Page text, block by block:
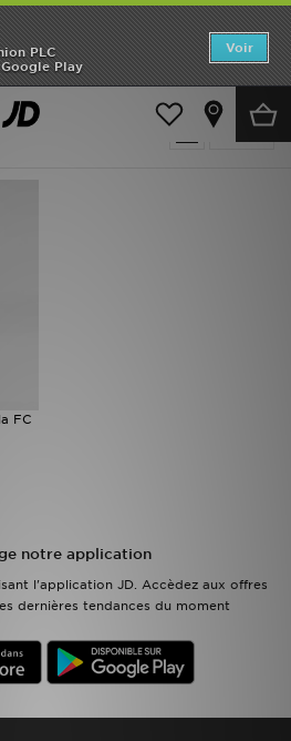
PLC
Play
Voir
Villa
Villa
FC
notre application
l'application JD. Accèdez aux offres
dernières tendances du moment